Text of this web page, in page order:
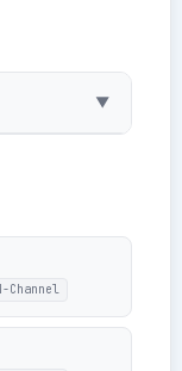
▼
Channel